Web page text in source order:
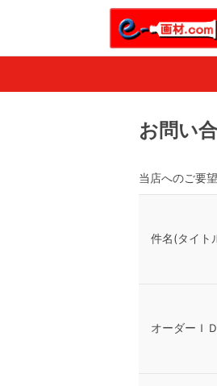
お問い
当店へのご要
件名(タイト
オーダーＩＤ